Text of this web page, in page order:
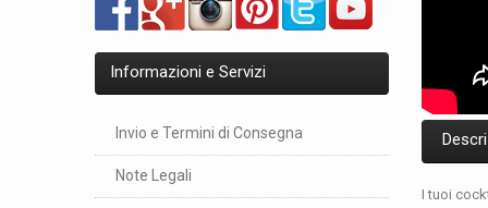
Informazioni e Servizi
Invio e Termini di Consegna
Note Legali
I tuoi